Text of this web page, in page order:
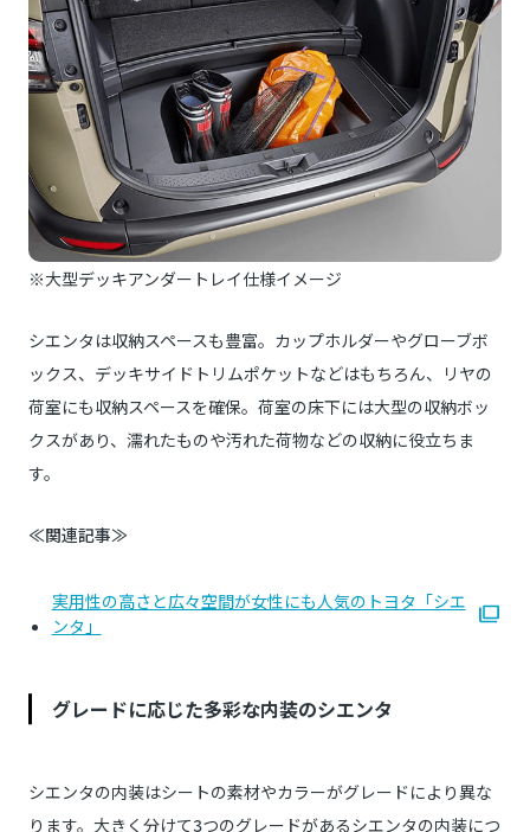
※大型デッキアンダートレイ仕様イメージ
シエンタは収納スペースも豊富。カップホルダーやグローブボ
ックス、デッキサイドトリムポケットなどはもちろん、リヤの
荷室にも収納スペースを確保。荷室の床下には大型の収納ボッ
クスがあり、濡れたものや汚れた荷物などの収納に役立ちま
す。
≪関連記事≫
実用性の高さと広々空間が女性にも人気のトヨタ「シエ
ンタ」
グレードに応じた多彩な内装のシエンタ
シエンタの内装はシートの素材やカラーがグレードにより異な
ります。大きく分けて3つのグレードがあるシエンタの内装につ